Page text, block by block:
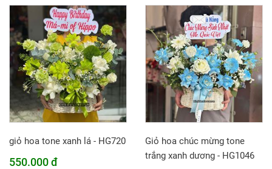
giỏ hoa tone xanh lá - HG720
550.000 đ
Giỏ hoa chúc mừng tone
trắng xanh dương - HG1046